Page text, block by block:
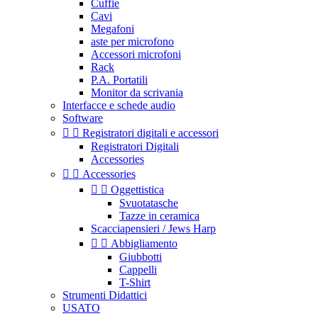
Cuffie
Cavi
Megafoni
aste per microfono
Accessori microfoni
Rack
P.A. Portatili
Monitor da scrivania
Interfacce e schede audio
Software
  Registratori digitali e accessori
Registratori Digitali
Accessories
  Accessories
  Oggettistica
Svuotatasche
Tazze in ceramica
Scacciapensieri / Jews Harp
  Abbigliamento
Giubbotti
Cappelli
T-Shirt
Strumenti Didattici
USATO